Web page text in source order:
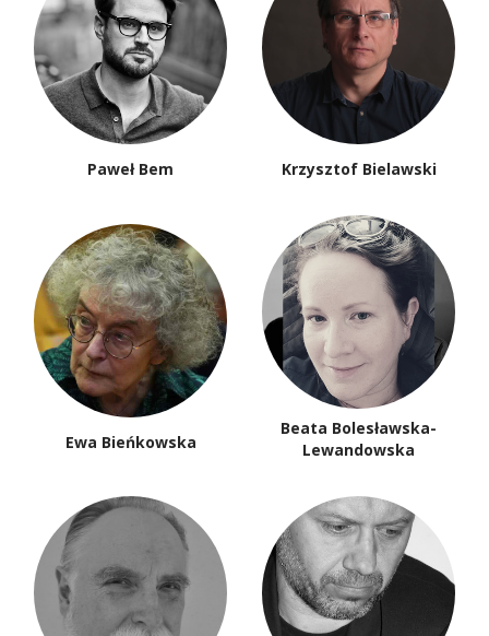
Paweł Bem Krzysztof Bielawski
Ewa Bieńkowska
Beata Bolesławska-
Lewandowska